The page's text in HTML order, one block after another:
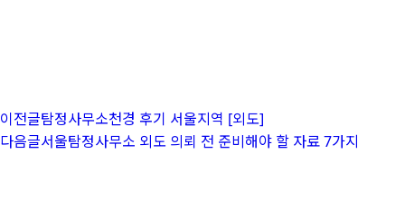
이전글탐정사무소천경 후기 서울지역 [외도]
다음글서울탐정사무소 외도 의뢰 전 준비해야 할 자료 7가지